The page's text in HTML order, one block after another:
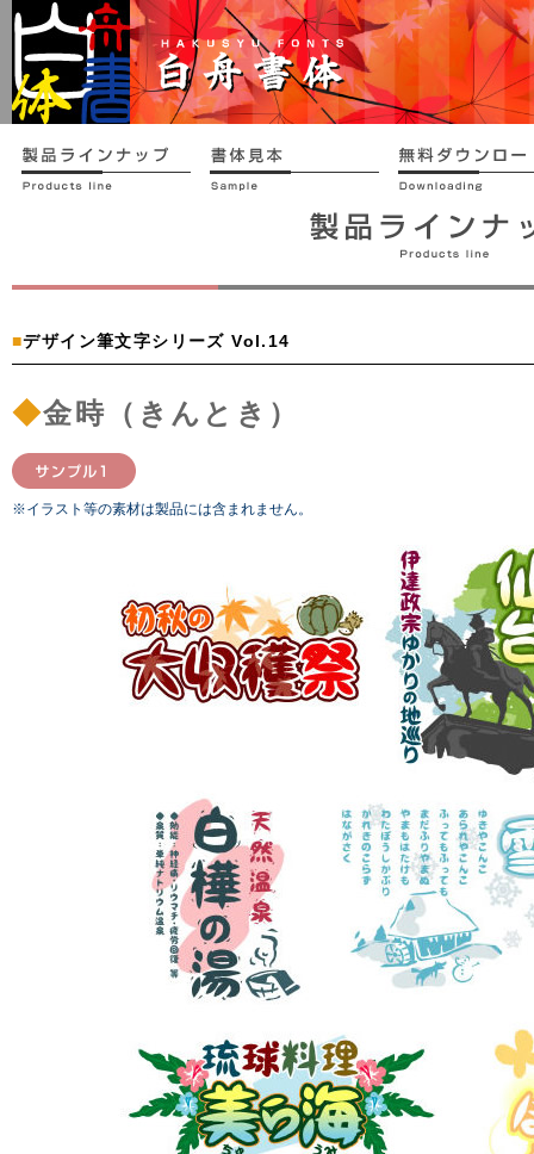
■デザイン筆文字シリーズ Vol.14
◆金時（きんとき）
※イラスト等の素材は製品には含まれません。